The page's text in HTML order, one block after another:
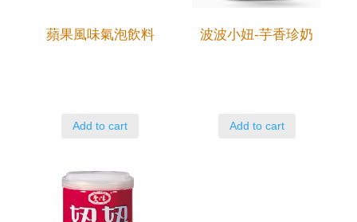
蘋果風味氣泡飲料
Add to cart
波波小妞-芋香珍奶
Add to cart